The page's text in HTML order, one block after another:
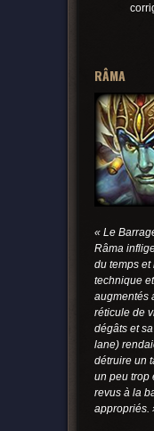
RÂMA
« Le
Râma
du temps et
technique
augmentés
réticule de
dégâts et
lane)
détruire un
un peu trop
revus à la
appropriés.